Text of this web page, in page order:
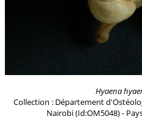
Hyaena
Collection : Département
Nairobi (Id:OM5048) -